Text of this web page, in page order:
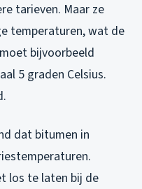
tarieven. Maar ze
temperaturen, wat de
bijvoorbeeld
5 graden Celsius.
dat bitumen in
los te laten bij de